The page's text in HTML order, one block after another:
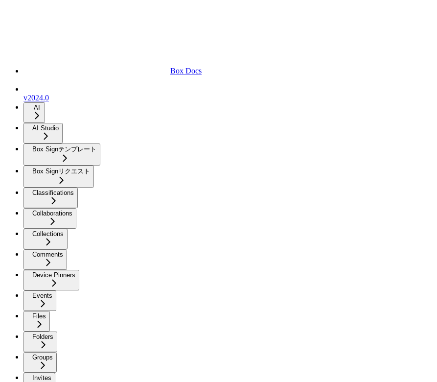
Box Docs
v2024.0
AI
AI Studio
Box Signテンプレート
Box Signリクエスト
Classifications
Collaborations
Collections
Comments
Device Pinners
Events
Files
Folders
Groups
Invites